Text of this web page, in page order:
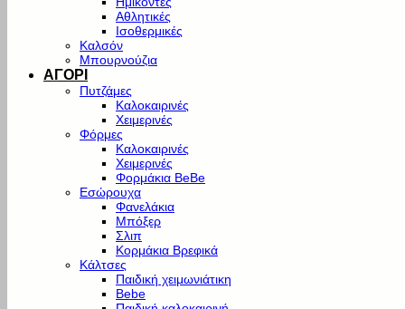
Αθλητικές
Ισοθερμικές
Καλσόν
Μπουρνούζια
ΑΓΟΡΙ
Πυτζάμες
Καλοκαιρινές
Χειμερινές
Φόρμες
Καλοκαιρινές
Χειμερινές
Φορμάκια BeBe
Εσώρουχα
Φανελάκια
Μπόξερ
Σλιπ
Κορμάκια Βρεφικά
Κάλτσες
Παιδική χειμωνιάτικη
Bebe